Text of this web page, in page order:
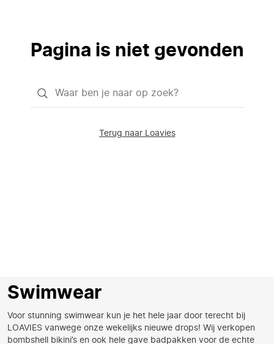
Pagina is niet gevonden
Waar
Terug naar Loavies
Swimwear
Voor stunning swimwear kun je het hele jaar door terecht bij
LOAVIES vanwege onze wekelijks nieuwe drops! Wij verkopen
bombshell
bikini’s en ook hele gave badpakken voor de echte